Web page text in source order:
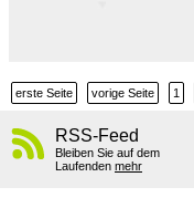
erste Seite vorige Seite 1
RSS-Feed
Bleiben Sie auf dem
Laufenden mehr